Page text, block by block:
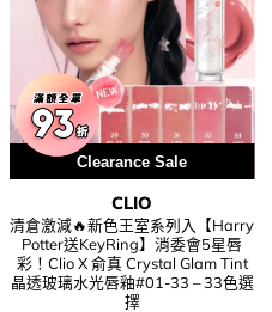
Clearance Sale
CLIO
清倉激減🔥新色王室系列入【Harry
Potter送KeyRing】消委會5星唇
彩！Clio X 俞真 Crystal Glam Tint
晶透玻璃水光唇釉#01-33 – 33色選
擇